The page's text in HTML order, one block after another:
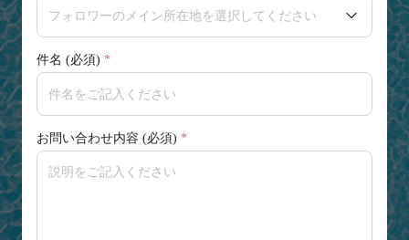
件名 (必須)
お問い合わせ内容 (必須)